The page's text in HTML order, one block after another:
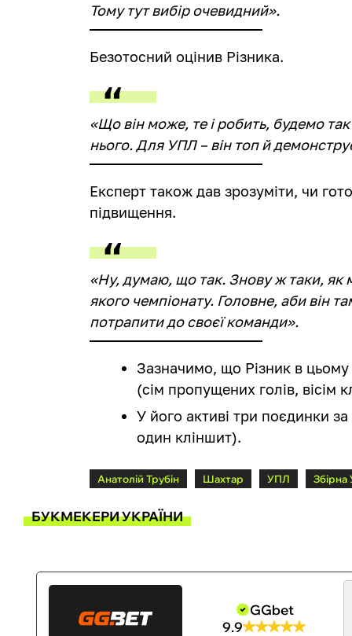
Тому тут вибір очевидний».
Безотосний оцінив Різника.
«Що він може, те і робить, будемо
нього. Для УПЛ – він топ й
Експерт також дав зрозуміти, чи
підвищення.
«Ну, думаю, що так. Знову ж таки, як
якого чемпіонату. Головне, аби він
потрапити до своєї команди».
Зазначимо, що Різник в цьому
(сім пропущених голів, вісім
У його активі три поєдинки
один кліншит).
Анатолій Трубін Шахтар УПЛ Збірна
БУКМЕКЕРИ УКРАЇНИ
GGbet
9.9